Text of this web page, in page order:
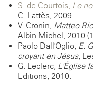
S. de Courtois, Le
C. Lattès, 2009.
V. Cronin, Matteo
Albin Michel, 2010
Paolo Dall'Oglio, E.
croyant en Jésus,
G. Leclerc, L'Église
Editions, 2010.